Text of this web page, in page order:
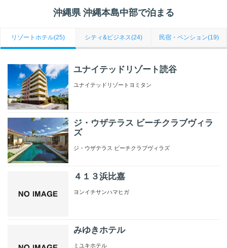
沖縄県 沖縄本島中部で泊まる
リゾートホテル(25) シティ&ビジネス(24) 民宿・ペンション(19)
ユナイテッドリゾート読谷
ユナイテッドリゾートヨミタン
ジ・ウザテラス ビーチクラブヴィラ
ズ
ジ・ウザテラス ビーチクラブヴィラズ
４１３浜比嘉
ヨンイチサンハマヒガ
みゆきホテル
ミユキホテル